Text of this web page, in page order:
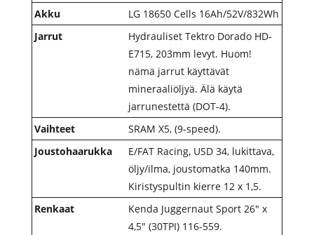
Akku
LG 18650 Cells 16Ah/52V/832Wh
Jarrut
Hydrauliset Tektro Dorado HD-
E715, 203mm levyt. Huom!
nämä jarrut käyttävät
mineraaliöljyä. Älä käytä
jarrunestettä (DOT-4).
Vaihteet
SRAM X5, (9-speed).
Joustohaarukka
E/FAT Racing, USD 34, lukittava,
öljy/ilma, joustomatka 140mm.
Kiristyspultin kierre 12 x 1,5.
Renkaat
Kenda Juggernaut Sport 26″ x
4,5" (30TPI) 116-559.